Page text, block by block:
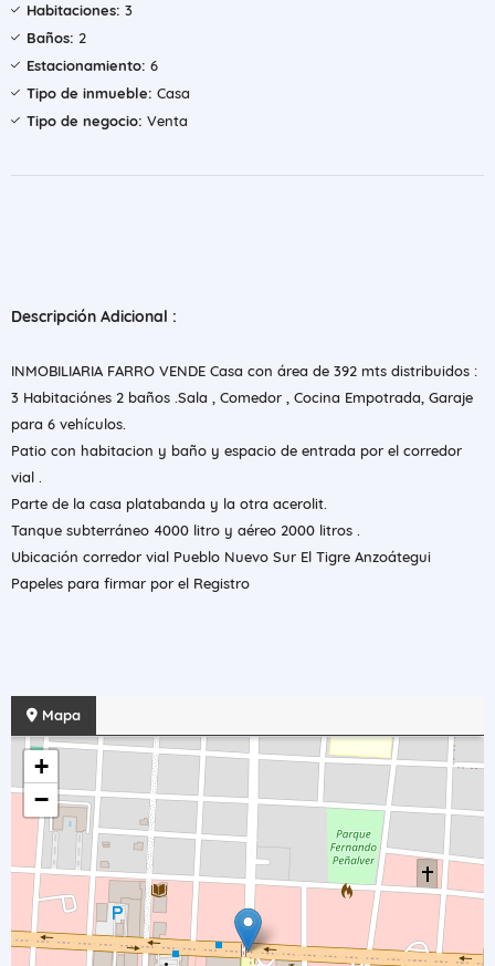
Habitaciones: 3
Baños: 2
Estacionamiento: 6
Tipo de inmueble: Casa
Tipo de negocio: Venta
Descripción Adicional :
INMOBILIARIA FARRO VENDE Casa con área de 392 mts distribuidos :
3 Habitaciónes 2 baños .Sala , Comedor , Cocina Empotrada, Garaje
para 6 vehículos.
Patio con habitacion y baño y espacio de entrada por el corredor
vial .
Parte de la casa platabanda y la otra acerolit.
Tanque subterráneo 4000 litro y aéreo 2000 litros .
Ubicación corredor vial Pueblo Nuevo Sur El Tigre Anzoátegui
Papeles para firmar por el Registro
Mapa
+
−